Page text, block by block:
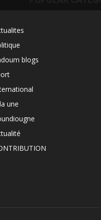
blogs
une